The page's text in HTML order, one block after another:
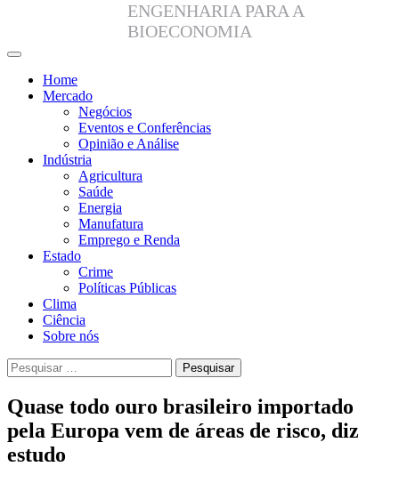
ENGENHARIA PARA A
BIOECONOMIA
Home
Mercado
Negócios
Eventos e Conferências
Opinião e Análise
Indústria
Agricultura
Saúde
Energia
Manufatura
Emprego e Renda
Estado
Crime
Políticas Públicas
Clima
Ciência
Sobre nós
Pesquisar
por:
Quase todo ouro brasileiro importado
pela Europa vem de áreas de risco, diz
estudo